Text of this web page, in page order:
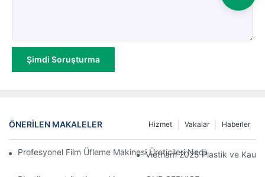
Şimdi Soruşturma
ÖNERILEN MAKALELER Haberler
Vakalar
Hizmet
Profesyonel Film Üfleme Makinesi Üreticileri Nedir: Yüksek
Vietnam 2025 Plastik ve